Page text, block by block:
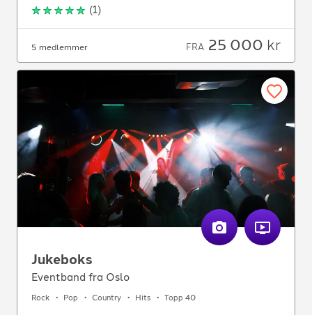
(1)
5 medlemmer FRA 25 000 kr
Jukeboks
Eventband fra Oslo
Rock Pop Country Hits Topp 40